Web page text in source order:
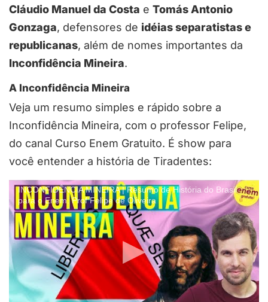
Cláudio Manuel da Costa e Tomás Antonio
Gonzaga, defensores de idéias separatistas e
republicanas, além de nomes importantes da
Inconfidência Mineira.
A Inconfidência Mineira
Veja um resumo simples e rápido sobre a
Inconfidência Mineira, com o professor Felipe,
do canal Curso Enem Gratuito. É show para
você entender a história de Tiradentes:
INCONFIDÊNCIA MINEIRA | Resumo de História do Brasil
para o Enem. Prof Felipe de Oliveira